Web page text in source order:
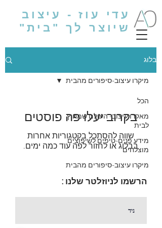
עדי עוז - עיצוב
שיוצר לך "בית"
בלוג
הכל
מאקרו עיצוב- העולם שמחוץ
לבית
מידע פנים-טיפים לשיפוצים
מוצלחים
מיקרו עיצוב-סיפורים מהבית
מיקרו עיצוב-סיפורים מהבית
בקרוב יעלו פה פוסטים
שווה להסתכל בקטגוריות אחרות
בבלוג או לחזור לפה עוד כמה ימים.
הרשמו לניוזלטר שלנו :